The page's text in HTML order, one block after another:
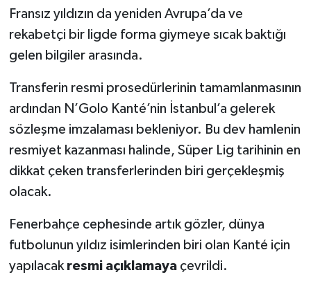
Fransız yıldızın da yeniden Avrupa’da ve
rekabetçi bir ligde forma giymeye sıcak baktığı
gelen bilgiler arasında.
Transferin resmi prosedürlerinin tamamlanmasının
ardından N’Golo Kanté’nin İstanbul’a gelerek
sözleşme imzalaması bekleniyor. Bu dev hamlenin
resmiyet kazanması halinde, Süper Lig tarihinin en
dikkat çeken transferlerinden biri gerçekleşmiş
olacak.
Fenerbahçe cephesinde artık gözler, dünya
futbolunun yıldız isimlerinden biri olan Kanté için
yapılacak resmi açıklamayaçevrildi.
Halter
Su Sporları
Diğer Spor Dalları
Futbolcular